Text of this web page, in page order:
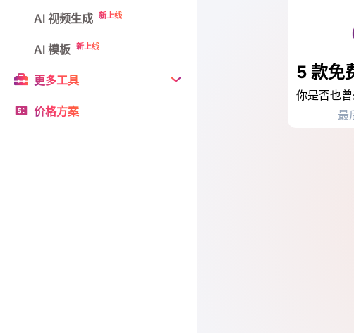
AI 视频生成 新上线
AI 模板 新上线
更多工具
价格方案
最